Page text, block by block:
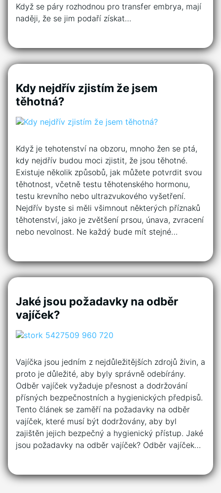
Když se páry rozhodnou pro transfer embrya, mají
naději, že se jim podaří získat…
Kdy nejdřív zjistím že jsem
těhotná?
Když je tehotenství na obzoru, mnoho žen se ptá,
kdy nejdřív budou moci zjistit, že jsou těhotné.
Existuje několik způsobů, jak můžete potvrdit svou
těhotnost, včetně testu těhotenského hormonu,
testu krevního nebo ultrazvukového vyšetření.
Nejdřív byste si měli všimnout některých příznaků
těhotenství, jako je zvětšení prsou, únava, zvracení
nebo nevolnost. Ne každý bude mít stejné…
Jaké jsou požadavky na odběr
vajíček?
Vajíčka jsou jedním z nejdůležitějších zdrojů živin, a
proto je důležité, aby byly správně odebírány.
Odběr vajíček vyžaduje přesnost a dodržování
přísných bezpečnostních a hygienických předpisů.
Tento článek se zaměří na požadavky na odběr
vajíček, které musí být dodržovány, aby byl
zajištěn jejich bezpečný a hygienický přístup. Jaké
jsou požadavky na odběr vajíček? Odběr vajíček…